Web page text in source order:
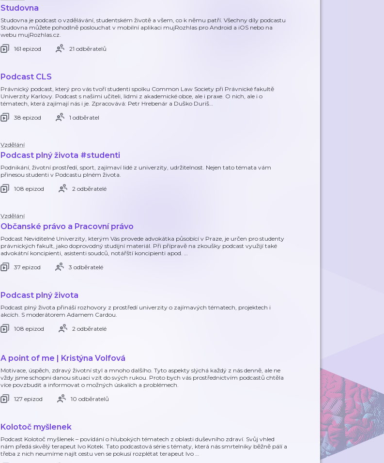
Studovna
Studovna je podcast o vzdělávání, studentském životě a všem, co k němu patří. Všechny díly podcastu
Studovna můžete pohodlně poslouchat v mobilní aplikaci mujRozhlas pro Android a iOS nebo na
webu mujRozhlas.cz.
161 epizod
21 odběratelů
Podcast CLS
Právnický podcast, který pro vás tvoří studenti spolku Common Law Society při Právnické fakultě
Univerzity Karlovy. Podcast s našimi učiteli, lidmi z akademické obce, ale i praxe. O nich, ale i o
tématech, která zajímají nás i je. Zpracovává: Petr Hrebenár a Duško Duriš…
38 epizod
1 odběratel
Vzdělání
Podcast plný života #studenti
Podnikání, životní prostředí, sport, zajímaví lidé z univerzity, udržitelnost. Nejen tato témata vám
přinesou studenti v Podcastu plném života.
108 epizod
2 odběratelé
Vzdělání
Občanské právo a Pracovní právo
Podcast Neviditelné Univerzity, kterým Vás provede advokátka působící v Praze, je určen pro studenty
právnických fakult, jako doprovodný studijní materiál. Při přípravě na zkoušky podcast využijí také
advokátní koncipienti, asistenti soudců, notářští koncipienti apod. …
37 epizod
3 odběratelé
Podcast plný života
Podcast plný života přináší rozhovory z prostředí univerzity o zajímavých tématech, projektech i
akcích. S moderátorem Adamem Cardou.
108 epizod
2 odběratelé
A point of me | Kristýna Volfová
Motivace, úspěch, zdravý životní styl a mnoho dalšího. Tyto aspekty slýchá každý z nás denně, ale ne
vždy jsme schopni danou situaci vzít do svých rukou. Proto bych vás prostřednictvím podcastů chtěla
více povzbudit a informovat o možných úskalích a problémech.
127 epizod
10 odběratelů
Kolotoč myšlenek
Podcast Kolotoč myšlenek – povídání o hlubokých tématech z oblasti duševního zdraví. Svůj vhled
nám předá skvělý terapeut Ivo Kotek. Tato podcastová série s tématy, která nás smrtelníky běžně pálí a
třeba z nich neumíme najít cestu ven se pokusí rozplétat terapeut Ivo …